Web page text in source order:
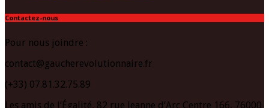
Contactez-nous
Pour nous joindre :
contact@gaucherevolutionnaire.fr
(+33) 07.81.32.75.89
Les amis de l’Égalité, 82 rue Jeanne d’Arc Centre 166, 76000